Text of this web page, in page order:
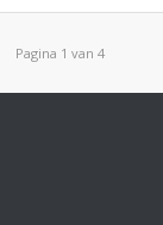
Pagina 1 van 4